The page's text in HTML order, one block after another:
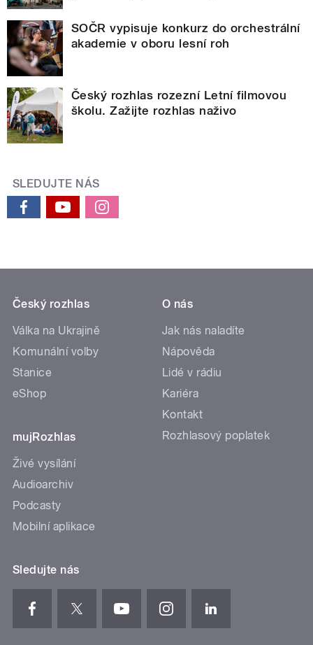
SOČR vypisuje konkurz do orchestrální
akademie v oboru lesní roh
Český rozhlas rozezní Letní filmovou
školu. Zažijte rozhlas naživo
SLEDUJTE NÁS
Český rozhlas
Válka na Ukrajině
Komunální volby
Stanice
eShop
mujRozhlas
Živé vysílání
Audioarchiv
Podcasty
Mobilní aplikace
O nás
Jak nás naladíte
Nápověda
Lidé v rádiu
Kariéra
Kontakt
Rozhlasový poplatek
Sledujte nás